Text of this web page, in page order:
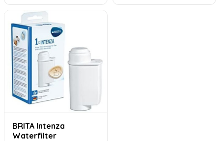
BRITA Intenza
Waterfilter